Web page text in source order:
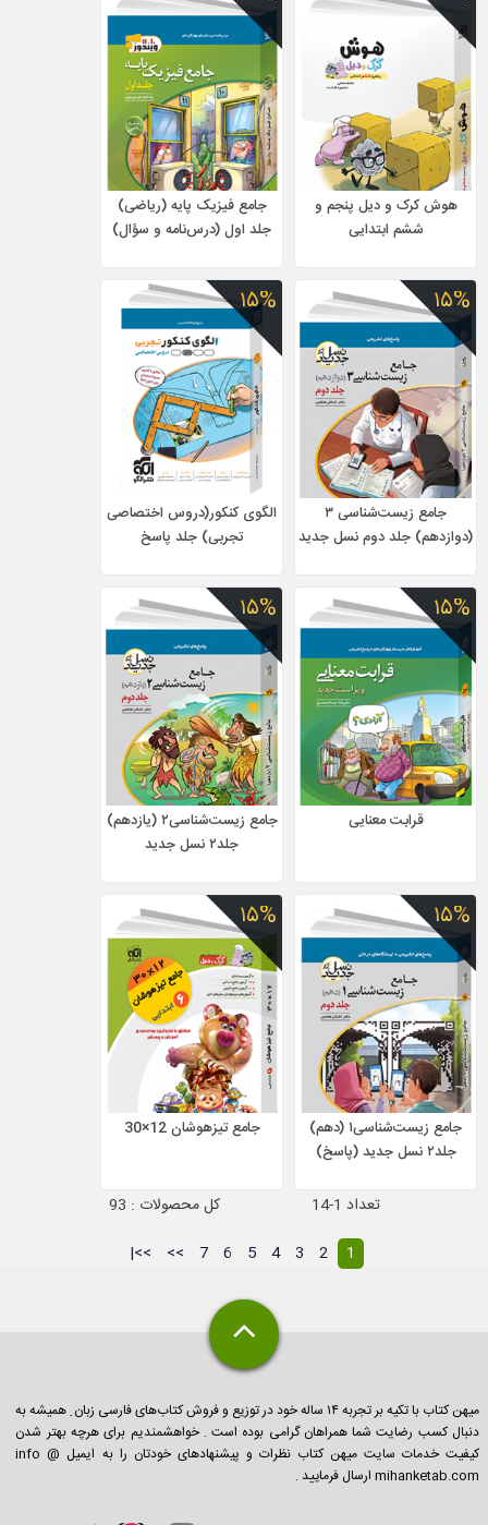
هوش کرک و دیل پنجم و
ششم ابتدایی
جامع فیزیک پایه (ریاضی)
جلد اول (درس‌نامه و سؤال)
۱۵%
جامع زیست‌شناسی ۳
(دوازدهم) جلد دوم نسل جدید
۱۵%
الگوی کنکور(دروس اختصاصی
تجربی) جلد پاسخ
۱۵%
قرابت معنایی
۱۵%
جامع زیست‌شناسی۲ (یازدهم)
جلد۲ نسل جدید
۱۵%
جامع زیست‌شناسی۱ (دهم)
جلد۲ نسل جدید (پاسخ)
۱۵%
جامع تیزهوشان 12×30
تعداد 1-14
کل محصولات : 93
1
2
3
4
5
6
7
>>
>>|
میهن کتاب با تکیه بر تجربه ۱۴ ساله خود در توزیع و فروش کتاب‌های فارسی زبان ِ همیشه به
دنبال کسب رضایت شما همراهان گرامی بوده است . خواهشمندیم برای هرچه بهتر شدن
کیفیت خدمات سایت میهن کتاب نظرات و پیشنهادهای خودتان را به ایمیل info @
mihanketab.com ارسال فرمایید .